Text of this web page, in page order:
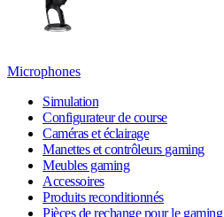
Microphones
Simulation
Configurateur de course
Caméras et éclairage
Manettes et contrôleurs gaming
Meubles gaming
Accessoires
Produits reconditionnés
Pièces de rechange pour le gaming